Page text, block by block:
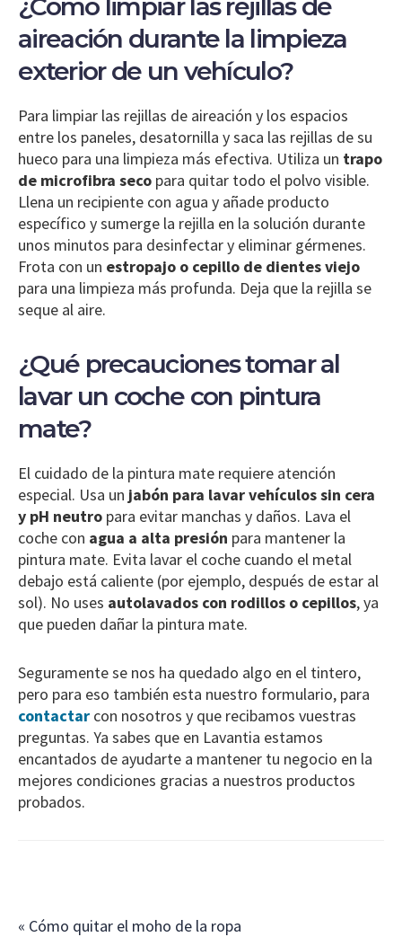
¿Cómo limpiar las rejillas de
aireación durante la limpieza
exterior de un vehículo?
Para limpiar las rejillas de aireación y los espacios
entre los paneles, desatornilla y saca las rejillas de su
hueco para una limpieza más efectiva. Utiliza un trapo
de microfibra seco para quitar todo el polvo visible.
Llena un recipiente con agua y añade producto
específico y sumerge la rejilla en la solución durante
unos minutos para desinfectar y eliminar gérmenes.
Frota con un estropajo o cepillo de dientes viejo
para una limpieza más profunda. Deja que la rejilla se
seque al aire.
¿Qué precauciones tomar al
lavar un coche con pintura
mate?
El cuidado de la pintura mate requiere atención
especial. Usa un jabón para lavar vehículos sin cera
y pH neutro para evitar manchas y daños. Lava el
coche con agua a alta presión para mantener la
pintura mate. Evita lavar el coche cuando el metal
debajo está caliente (por ejemplo, después de estar al
sol). No uses autolavados con rodillos o cepillos, ya
que pueden dañar la pintura mate.
Seguramente se nos ha quedado algo en el tintero,
pero para eso también esta nuestro formulario, para
contactar con nosotros y que recibamos vuestras
preguntas. Ya sabes que en Lavantia estamos
encantados de ayudarte a mantener tu negocio en la
mejores condiciones gracias a nuestros productos
probados.
Entrada
« Cómo quitar el moho de la ropa